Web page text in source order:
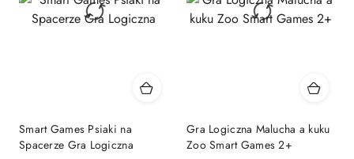
Smart Games Psiaki na
Spacerze Gra Logiczna
Gra Logiczna Malucha a kuku
Zoo Smart Games 2+